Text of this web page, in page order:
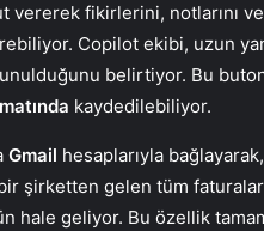
vererek fikirlerini, notlarını
Copilot ekibi, uzun
belirtiyor. Bu
kaydedilebiliyor.
Gmail hesaplarıyla
şirketten gelen tüm
hale geliyor. Bu özellik